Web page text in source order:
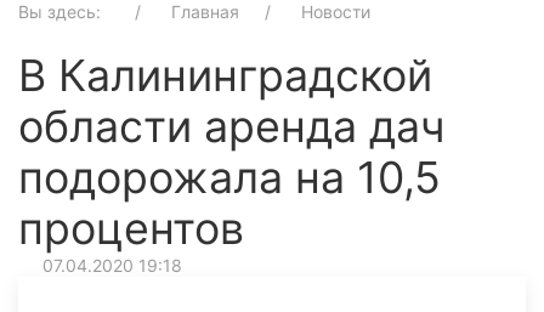
Вы здесь: Главная Новости
В Калининградской
области аренда дач
подорожала на 10,5
процентов
07.04.2020 19:18